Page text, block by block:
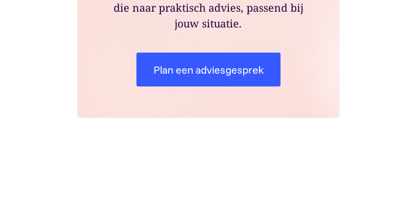
die naar praktisch advies, passend bij
jouw situatie.
Plan een adviesgesprek